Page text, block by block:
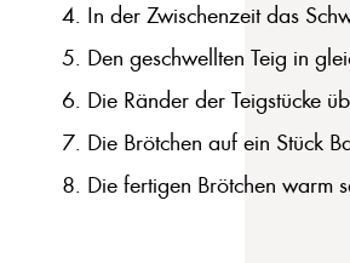
In der Zwischenzeit das
Den geschwellten Teig in
Die Ränder der Teigstücke
Die Brötchen auf ein Stück
Die fertigen Brötchen warm